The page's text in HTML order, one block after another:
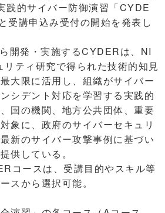
践的サイバー防御演習「CYDE
受講申込み受付の開始を発表し
開発・実施するCYDERは、NI
ティ研究で得られた技術的知見
大限に活用し、組織がサイバー
シデント対応を学習する実践的
国の機関、地方公共団体、重要
象に、政府のサイバーセキュリ
新のサイバー攻撃事例に基づい
供している。
コースは、受講目的やスキル等
スから選択可能。